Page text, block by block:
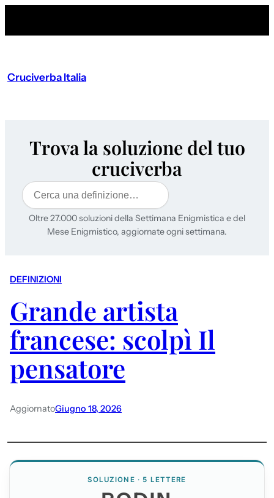
Cruciverba Italia
Trova la soluzione del tuo
cruciverba
Cerca
Oltre 27.000 soluzioni della Settimana Enigmistica e del
Mese Enigmistico, aggiornate ogni settimana.
DEFINIZIONI
Grande artista
francese: scolpì Il
pensatore
AggiornatoGiugno 18, 2026
SOLUZIONE · 5 LETTERE